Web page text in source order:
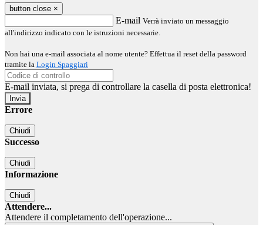
button close ×
E-mail Verrà inviato un messaggio
all'indirizzo indicato con le istruzioni necessarie.
Non hai una e-mail associata al nome utente? Effettua il reset della password
tramite la Login Spaggiari
E-mail inviata, si prega di controllare la casella di posta elettronica!
Errore
Chiudi
Successo
Chiudi
Informazione
Chiudi
Attendere...
Attendere il completamento dell'operazione...